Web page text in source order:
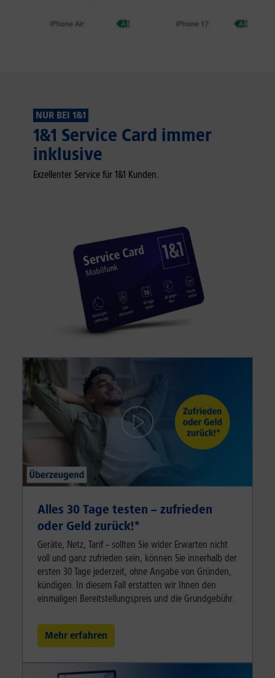
NUR BEI 1&1
1&1 Service Card immer
inklusive
Exzellenter Service für 1&1 Kunden.
Alles 30 Tage testen – zufrieden
oder Geld zurück!⁠*
Geräte, Netz, Tarif – sollten Sie wider Erwarten nicht
voll und ganz zufrieden sein, können Sie innerhalb der
ersten 30 Tage jederzeit, ohne Angabe von Gründen,
kündigen. In diesem Fall erstatten wir Ihnen den
einmaligen Bereitstellungspreis und die Grundgebühr.
Mehr erfahren